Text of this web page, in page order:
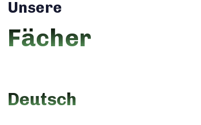
Unsere
Fächer
Deutsch